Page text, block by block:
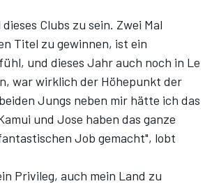
Clubs zu sein. Zwei Mal
Titel zu gewinnen, ist ein
und dieses Jahr auch noch in Le
war wirklich der Höhepunkt der
Jungs neben mir hätte ich das
und Jose haben das ganze
Job gemacht", lobt
Privileg, auch mein Land zu